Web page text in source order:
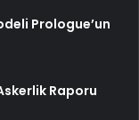
Prologue’un
Raporu